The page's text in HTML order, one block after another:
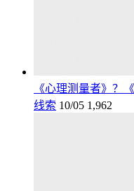
《心理测量者》？
线索 10/05 1,962